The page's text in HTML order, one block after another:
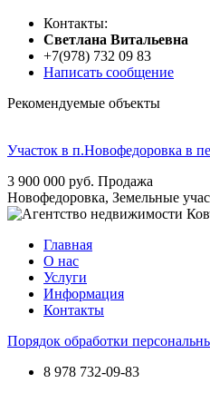
Контакты:
Cветлана Витальевна
+7(978) 732 09 83
Написать сообщение
Рекомендуемые объекты
Участок в п.Новофедоровка в
3 900 000 руб. Продажа
Новофедоровка, Земельные
Главная
О нас
Услуги
Информация
Контакты
Порядок обработки
8 978 732-09-83